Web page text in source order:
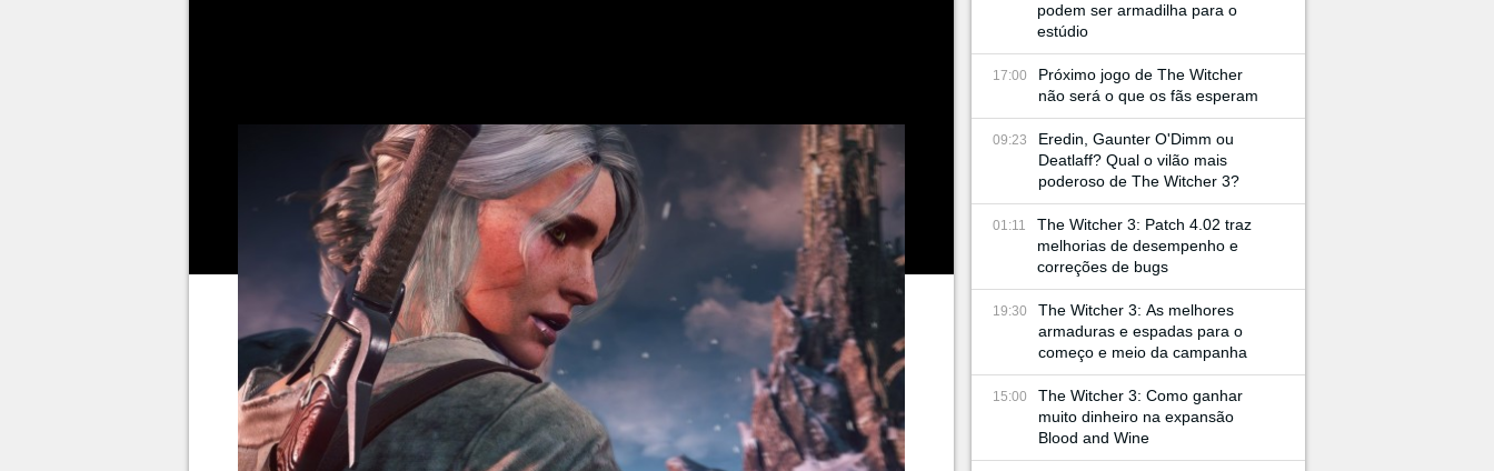
podem ser armadilha para o
estúdio
17:00
Próximo jogo de The Witcher
não será o que os fãs esperam
09:23
Eredin, Gaunter O'Dimm ou
Deatlaff? Qual o vilão mais
poderoso de The Witcher 3?
01:11
The Witcher 3: Patch 4.02 traz
melhorias de desempenho e
correções de bugs
19:30
The Witcher 3: As melhores
armaduras e espadas para o
começo e meio da campanha
15:00
The Witcher 3: Como ganhar
muito dinheiro na expansão
Blood and Wine